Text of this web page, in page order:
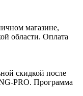
магазине,
области. Оплата
скидкой после
PRO. Программа